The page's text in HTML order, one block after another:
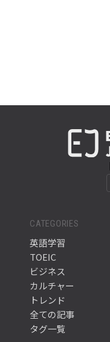
CATEGORIES
英語学習
TOEIC
ビジネス
カルチャー
トレンド
全ての記事
タグ一覧